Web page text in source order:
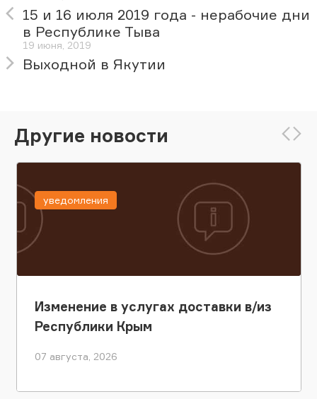
15 и 16 июля 2019 года - нерабочие дни
в Республике Тыва
19 июня, 2019
Выходной в Якутии
Другие новости
Изменение в услугах доставки в/из
Республики Крым
07 августа, 2026
уведомления